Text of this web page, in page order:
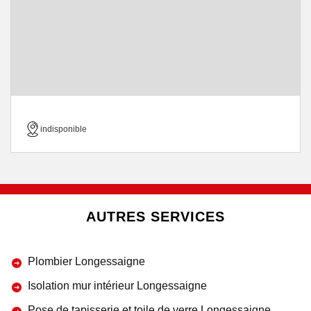
indisponible
AUTRES SERVICES
Plombier Longessaigne
Isolation mur intérieur Longessaigne